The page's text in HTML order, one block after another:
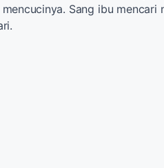
Sang ibu mencari